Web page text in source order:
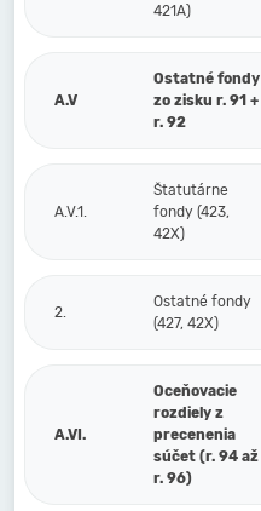
421A)
A.V
Ostatné fondy
zo zisku r. 91 +
r. 92
A.V.1.
Štatutárne
fondy (423,
42X)
2.
Ostatné fondy
(427, 42X)
A.VI.
Oceňovacie
rozdiely z
precenenia
súčet (r. 94 až
r. 96)